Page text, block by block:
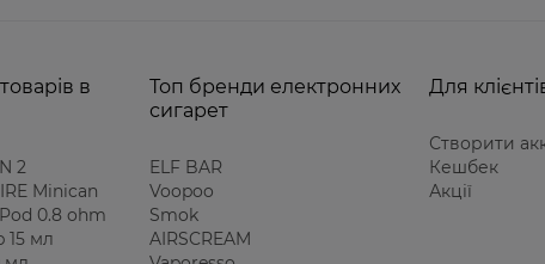
в
2
Minican
0.8 ohm
15 мл
Топ бренди електронних
сигарет
ELF BAR
Voopoo
Smok
AIRSCREAM
Для
Створити
Кешбек
Акції